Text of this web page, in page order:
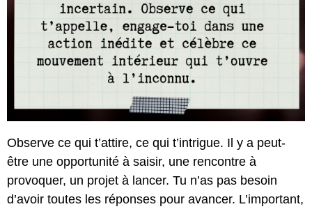
Observe ce qui t’attire, ce qui t’intrigue. Il y a peut-
être une opportunité à saisir, une rencontre à
provoquer, un projet à lancer. Tu n’as pas besoin
d’avoir toutes les réponses pour avancer. L’important,